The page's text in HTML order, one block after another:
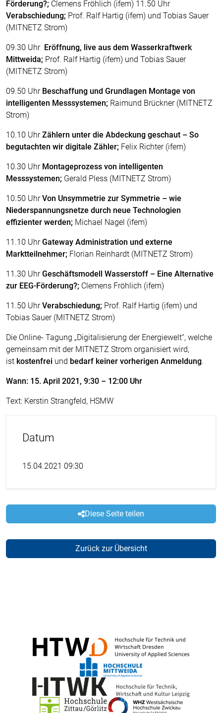
Förderung?; Clemens Fröhlich (ifem) 11.50 Uhr
Verabschiedung; Prof. Ralf Hartig (ifem) und Tobias Sauer
(MITNETZ Strom)
09.30 Uhr Eröffnung, live aus dem Wasserkraftwerk
Mittweida; Prof. Ralf Hartig (ifem) und Tobias Sauer
(MITNETZ Strom)
09.50 Uhr Beschaffung und Grundlagen Montage von
intelligenten Messsystemen; Raimund Brückner (MITNETZ
Strom)
10.10 UhrZählern unter die Abdeckung geschaut – So
begutachten wir digitale Zähler; Felix Richter (ifem)
10.30 Uhr Montageprozess von intelligenten
Messsystemen; Gerald Pless (MITNETZ Strom)
10.50 UhrVon Unsymmetrie zur Symmetrie – wie
Niederspannungsnetze durch neue Technologien
effizienter werden; Michael Nagel (ifem)
11.10 UhrGateway Administration und externe
Marktteilnehmer; Florian Reinhardt (MITNETZ Strom)
11.30 UhrGeschäftsmodell Wasserstoff – Eine Alternative
zur EEG-Förderung?; Clemens Fröhlich (ifem)
11.50 UhrVerabschiedung; Prof. Ralf Hartig (ifem) und
Tobias Sauer (MITNETZ Strom)
Die Online- Tagung „Digitalisierung der Energiewelt“, welche
gemeinsam mit der MITNETZ Strom organisiert wird,
ist kostenfrei und bedarf keiner vorherigen Anmeldung.
Wann: 15. April 2021, 9:30 – 12:00 Uhr
Text: Kerstin Strangfeld, HSMW
Datum
15.04.2021 09:30
Diese Seite teilen
Zurück zur Übersicht